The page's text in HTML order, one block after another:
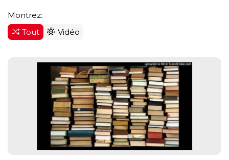
Montrez:
Tout
Vidéo